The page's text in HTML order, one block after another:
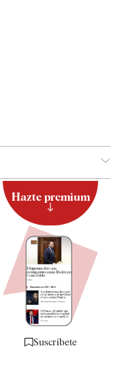
Hazte premium
Suscríbete